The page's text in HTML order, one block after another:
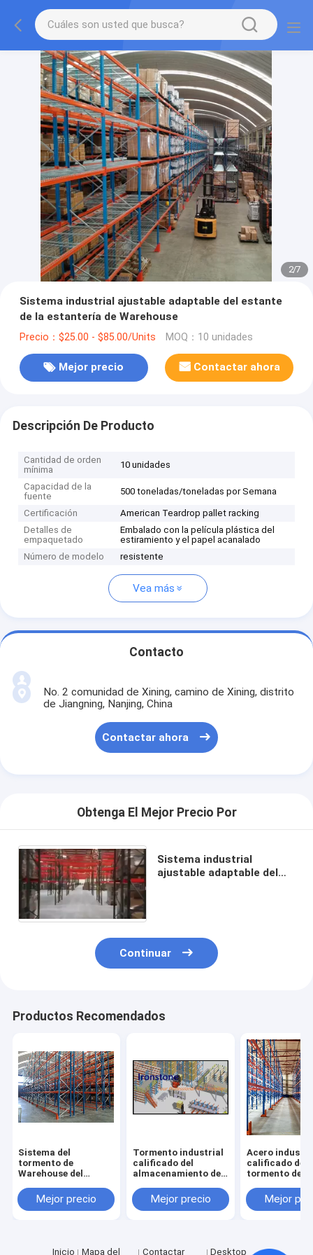
2/7
Sistema industrial ajustable adaptable del estante
de la estantería de Warehouse
Precio：$25.00 - $85.00/Units MOQ：10 unidades
Mejor precio Contactar ahora
Descripción De Producto
Cantidad de orden
mínima
10 unidades
Capacidad de la
fuente
500 toneladas/toneladas por Semana
Certificación
American Teardrop pallet racking
Detalles de
empaquetado
Embalado con la película plástica del
estiramiento y el papel acanalado
Número de modelo
resistente
Vea más
Contacto
No. 2 comunidad de Xining, camino de Xining, distrito
de Jiangning, Nanjing, China
Contactar ahora
Obtenga El Mejor Precio Por
Sistema industrial
ajustable adaptable del
Continuar
Productos Recomendados
Sistema del
tormento de
Warehouse del
resistente del
almacenamiento que
Mejor precio
Tormento industrial
calificado del
almacenamiento del
Mejor precio
Acero
calificado del
tormento del
estilo de la
Mejor
Inicio Mapa del Contactar Desktop